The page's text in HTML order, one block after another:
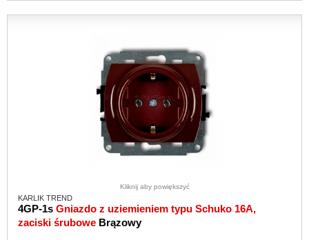
Kliknij aby powiększyć
KARLIK TREND
4GP-1s Gniazdo z uziemieniem typu Schuko 16A,
zaciski śrubowe Brązowy